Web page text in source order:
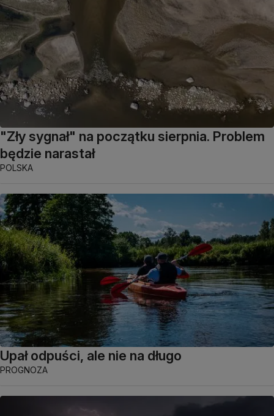
"Zły sygnał" na początku sierpnia. Problem
będzie narastał
POLSKA
Upał odpuści, ale nie na długo
PROGNOZA